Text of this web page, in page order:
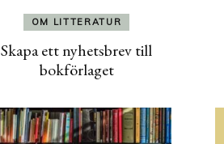
OM LITTERATUR
Skapa ett nyhetsbrev till
bokförlaget